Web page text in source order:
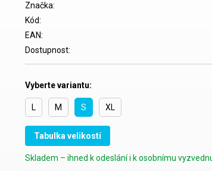
Značka:
Kód:
EAN:
Dostupnost:
Vyberte variantu:
L M S XL
Tabulka velikostí
Skladem – ihned k odeslání i k osobnímu